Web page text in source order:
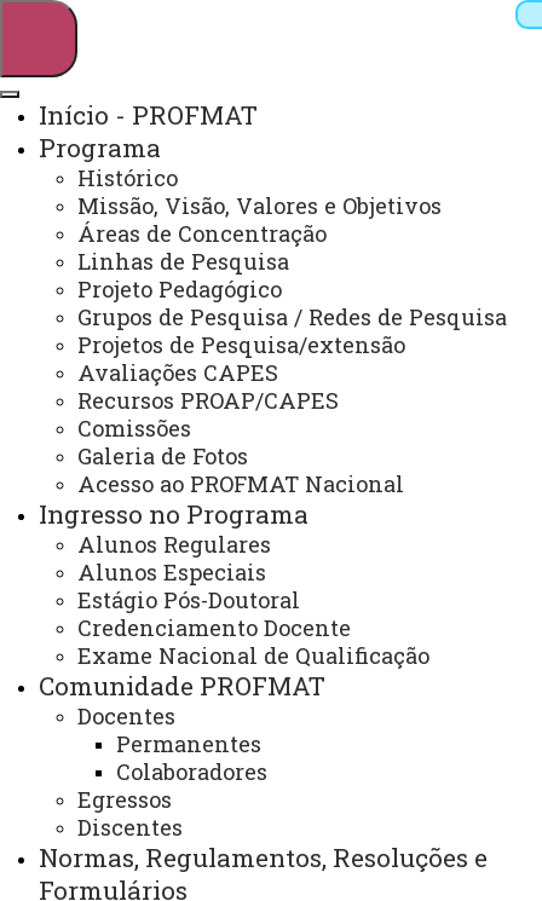
Webmail Sistemas
Arquivo Virtual
Campus
Início - PROFMAT
Programa
Histórico
Missão, Visão, Valores e Objetivos
Áreas de Concentração
Linhas de Pesquisa
Projeto Pedagógico
Grupos de Pesquisa / Redes de Pesquisa
Projetos de Pesquisa/extensão
Avaliações CAPES
Recursos PROAP/CAPES
Comissões
Galeria de Fotos
Acesso ao PROFMAT Nacional
Ingresso no Programa
Alunos Regulares
Alunos Especiais
Estágio Pós-Doutoral
Credenciamento Docente
Exame Nacional de Qualificação
Comunidade PROFMAT
Docentes
Permanentes
Colaboradores
Egressos
Discentes
Normas, Regulamentos, Resoluções e
Formulários
Mestrado Profissional em Matemática
Parcerias / Convênios
ATUALIZAÇÃO MAIS RECENTE: 29 DE JANEIRO DE
2025
ACESSOS: 647
Horário de Atendimento:
Segunda à sexta